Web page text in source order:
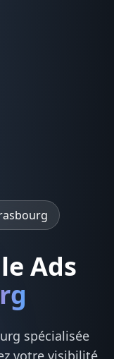
Ads
spécialisée
votre visibilité